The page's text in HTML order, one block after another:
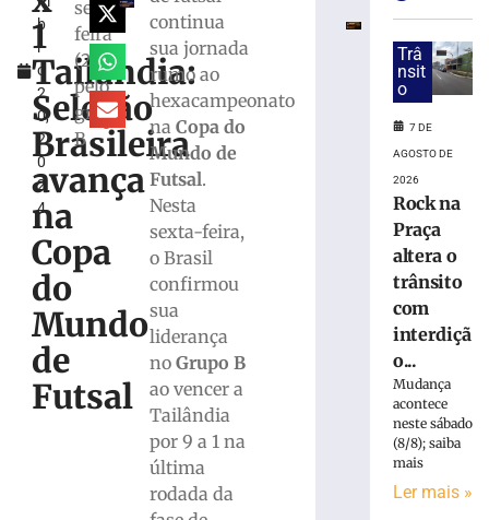
b
r
o
2
0,
2
0
2
4
1
Tailândia:
Seleção
Brasileira
avança
na
Copa
do
Mundo
de
Futsal
sexta-
feira
(20/9)
pelo
grupo
B
continua
sua jornada
rumo ao
hexacampeonato
naCopa do
Mundo de
Futsal.
Nesta
sexta-feira,
o Brasil
confirmou
sua
liderança
noGrupo B
ao vencer a
Tailândia
por 9 a 1 na
última
rodada da
estreia
Campeonato
Estadual
Bruscão
trabalha
organização
defensiva
Trâ
nsit
o
7 DE
AGOSTO DE
2026
Rock na
Praça
altera o
trânsito
com
interdiçã
o...
Mudança
acontece
neste sábado
(8/8); saiba
mais
Ler mais »